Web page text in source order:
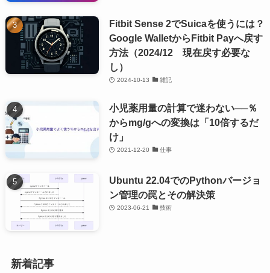
Fitbit Sense 2でSuicaを使うには？
Google WalletからFitbit Payへ戻す
方法（2024/12 現在戻す必要な
し）
2024-10-13 雑記
小児薬用量の計算で迷わない──％
からmg/gへの変換は「10倍するだ
け」
2021-12-20 仕事
Ubuntu 22.04でのPythonバージョ
ン管理の罠とその解決策
2023-06-21 技術
新着記事